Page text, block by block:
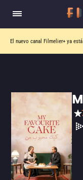
El nuevo canal Filmelier+ ya